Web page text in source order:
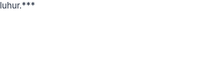
luhur.***